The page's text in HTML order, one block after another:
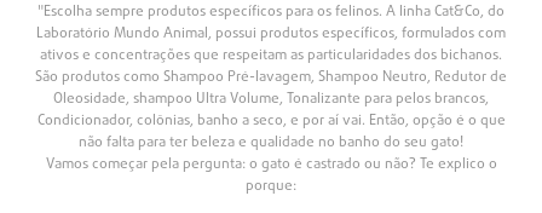
"Escolha sempre produtos específicos para os felinos. A linha Cat&Co, do
Laboratório Mundo Animal, possui produtos específicos, formulados com
ativos e concentrações que respeitam as particularidades dos bichanos.
São produtos como Shampoo Pré-lavagem, Shampoo Neutro, Redutor de
Oleosidade, shampoo Ultra Volume, Tonalizante para pelos brancos,
Condicionador, colônias, banho a seco, e por aí vai. Então, opção é o que
não falta para ter beleza e qualidade no banho do seu gato!
Vamos começar pela pergunta: o gato é castrado ou não? Te explico o
porque: